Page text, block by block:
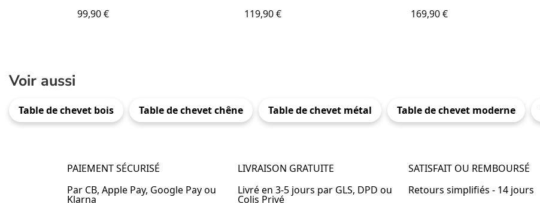
99,90€ 119,90€ 169,90€
Voir aussi
Table de chevet bois Table de chevet chêne Table de chevet métal Table de chevet moderne
PAIEMENT SÉCURISÉ
Par CB, Apple Pay, Google Pay ou
Klarna
LIVRAISON GRATUITE
Livré en 3-5 jours par GLS, DPD ou
Colis Privé
SATISFAIT OU REMBOURSÉ
Retours simplifiés - 14 jours